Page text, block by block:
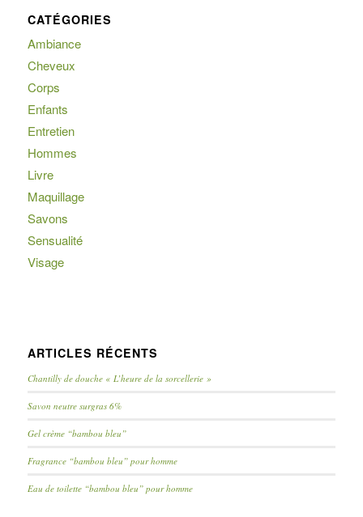
CATÉGORIES
Ambiance
Cheveux
Corps
Enfants
Entretien
Hommes
Livre
Maquillage
Savons
Sensualité
Visage
ARTICLES RÉCENTS
Chantilly de douche « L’heure de la sorcellerie »
Savon neutre surgras 6%
Gel crème “bambou bleu”
Fragrance “bambou bleu” pour homme
Eau de toilette “bambou bleu” pour homme